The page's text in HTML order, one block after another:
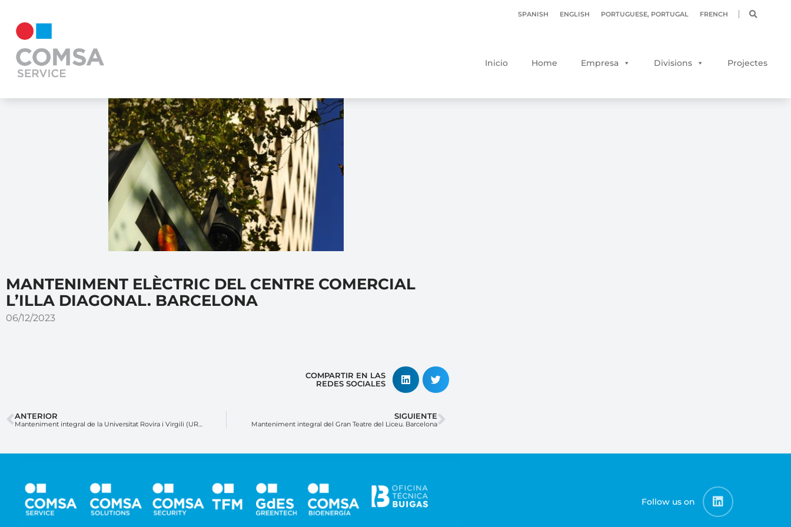
SPANISH ENGLISH PORTUGUESE, PORTUGAL FRENCH
Inicio Home Empresa Divisions Projectes
MANTENIMENT ELÈCTRIC DEL CENTRE COMERCIAL
L’ILLA DIAGONAL. BARCELONA
06/12/2023
COMPARTIR EN LAS
REDES SOCIALES
ANTERIOR
Manteniment integral de la Universitat Rovira i Virgili (URV). Tarragona
SIGUIENTE
Manteniment integral del Gran Teatre del Liceu. Barcelona
Follow us on